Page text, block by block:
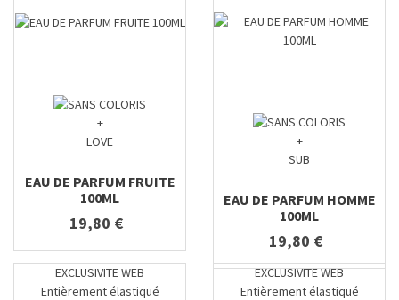
+
LOVE
EAU DE PARFUM FRUITE
100ML
19,80 €
+
SUB
EAU DE PARFUM HOMME
100ML
19,80 €
EXCLUSIVITE WEB
Entièrement élastiqué
EXCLUSIVITE WEB
Entièrement élastiqué